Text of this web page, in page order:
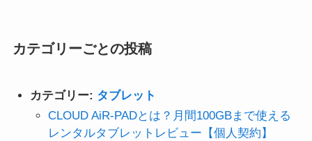
カテゴリーごとの投稿
カテゴリー: タブレット
CLOUD AiR-PADとは？月間100GBまで使える
レンタルタブレットレビュー【個人契約】